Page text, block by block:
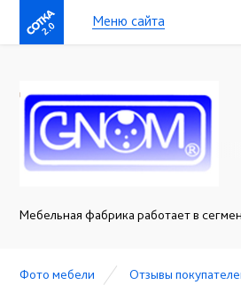
2.0 Меню сайта
Мебельная фабрика работает в
Фото мебели Отзывы